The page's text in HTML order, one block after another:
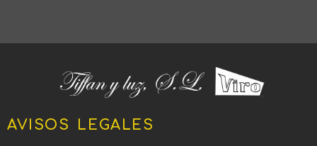
AVISOS LEGALES